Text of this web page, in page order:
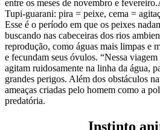
entre os meses de novembro e
Tupi-guarani: pira = peixe, cema =
Esse é o período em que os peixes
buscando nas cabeceiras dos rios
reprodução, como águas mais limpas e
e fecundam seus óvulos. “Nessa
agitam ruidosamente na linha da água,
grandes perigos. Além dos obstáculos
ameaças criadas pelo homem como a
predatória.
Instinto